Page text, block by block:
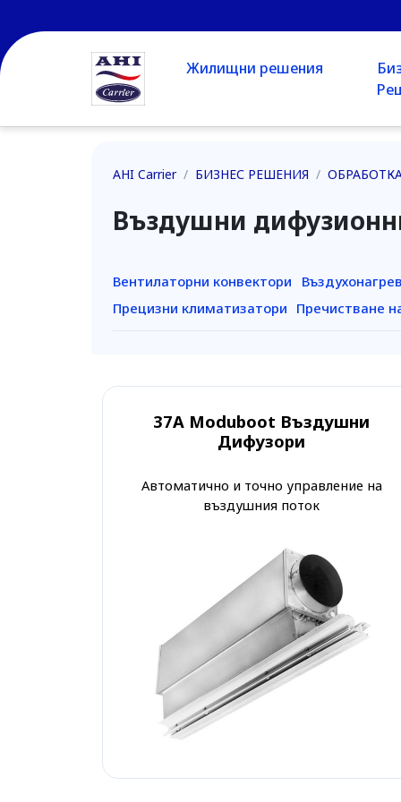
Жилищни решения
AHI Carrier / БИЗНЕС РЕШЕНИЯ /
Въздушни
Вентилаторни конвектори
Прецизни климатизатори Пречистване
37A Moduboot Въздушни
Дифузори
Автоматично и точно управление на
въздушния поток